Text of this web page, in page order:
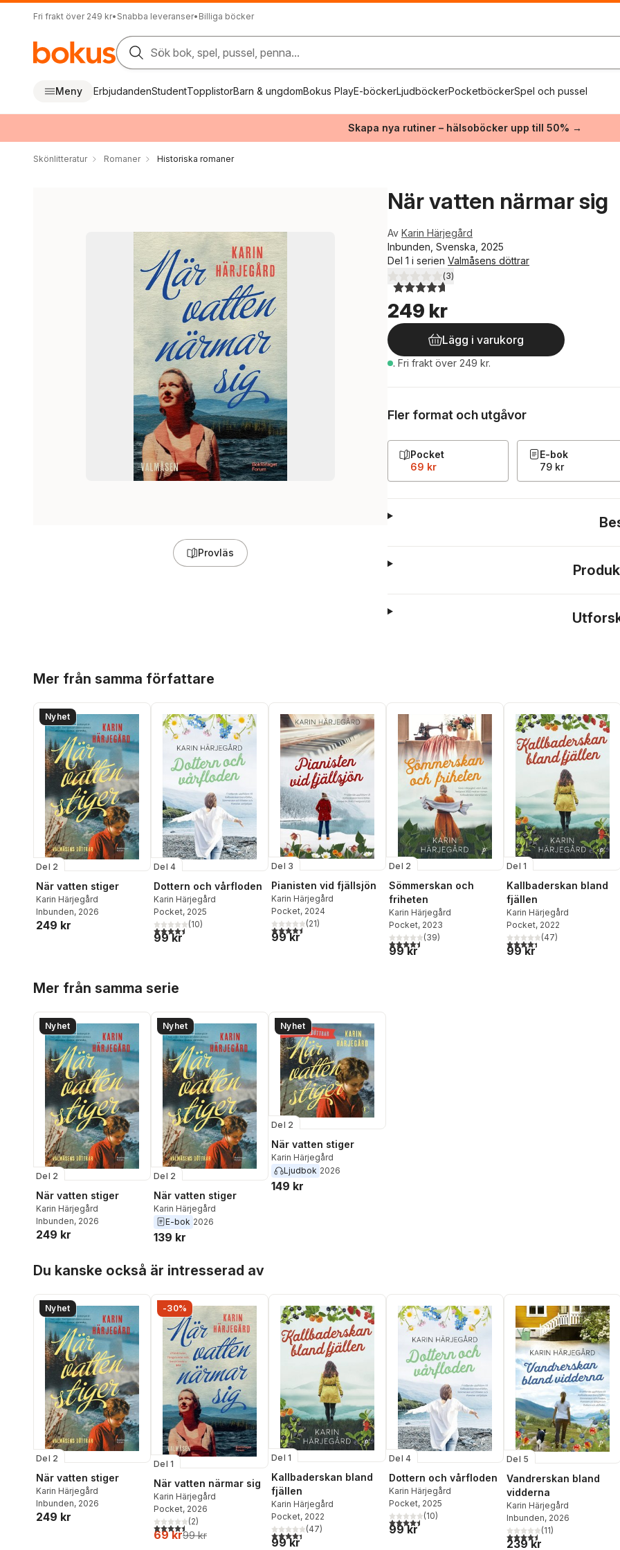
Fri frakt över 249 kr• Snabba leveranser• Billiga böcker
Sök bok, spel, pussel, penna...
Meny ErbjudandenStudentTopplistorBarn & ungdomBokus PlayE-böckerLjudböckerPocketböckerSpel och pussel
Skapa nya rutiner – hälsoböcker upp till 50% →
Skönlitteratur Romaner Historiska romaner
Provläs
När vatten närmar sig
Av Karin Härjegård
Inbunden, Svenska, 2025
Del 1 i serien Valmåsens döttrar
4,7utav 5 stjärnor. Totalt antal röster:
(3)
249 kr
Lägg i varukorg
. Fri frakt över 249 kr.
Fler format och utgåvor
Pocket
69 kr
E-bok
79 kr
Mer från samma författare
Nyhet
Del 2
När vatten stiger
Karin Härjegård
Inbunden, 2026
249 kr
Del 4
Dottern och vårfloden
Karin Härjegård
Pocket, 2025
4,5utav 5 stjärnor. Totalt antal röster:
(10)
99 kr
Del 3
Pianisten vid fjällsjön
Karin Härjegård
Pocket, 2024
4,5utav 5 stjärnor. Totalt antal röster:
(21)
99 kr
Del 2
Sömmerskan och
friheten
Karin Härjegård
Pocket, 2023
4,5utav 5 stjärnor. Totalt antal röster:
(39)
99 kr
Del 1
Kallbaderskan bland
fjällen
Karin Härjegård
Pocket, 2022
4,4utav 5 stjärnor. Totalt
(47)
99 kr
Mer från samma serie
Nyhet
Del 2
När vatten stiger
Karin Härjegård
Inbunden, 2026
249 kr
Nyhet
Del 2
När vatten stiger
Karin Härjegård
E-bok 2026
139 kr
Nyhet
Del 2
När vatten stiger
Karin Härjegård
Ljudbok 2026
149 kr
Du kanske också är intresserad av
Nyhet
Del 2
När vatten stiger
Karin Härjegård
Inbunden, 2026
249 kr
-30%
Del 1
När vatten närmar sig
Karin Härjegård
Pocket, 2026
4,5utav 5 stjärnor. Totalt antal röster:
(2)
69 kr99 kr
Del 1
Kallbaderskan bland
fjällen
Karin Härjegård
Pocket, 2022
4,4utav 5 stjärnor. Totalt antal röster:
(47)
99 kr
Del 4
Dottern och vårfloden
Karin Härjegård
Pocket, 2025
4,5utav 5 stjärnor. Totalt antal röster:
(10)
99 kr
Del 5
Vandrerskan bland
vidderna
Karin Härjegård
Inbunden, 2026
4,5utav 5 stjärnor. Totalt
(11)
239 kr